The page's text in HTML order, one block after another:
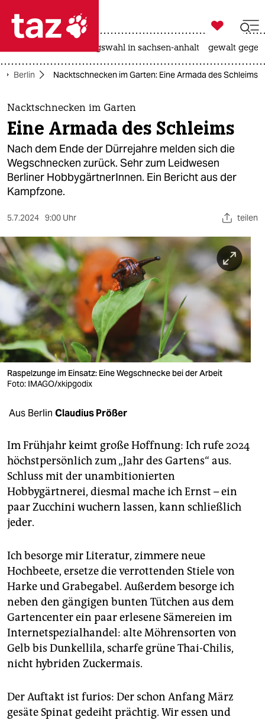
 taz zahl ich
taz zahl ich
themen
politik
öko
gesellschaft
kultur
sport
berlin
nord
wahrheit
verlag
verlag
shop
fragen & hilfe
unterstützen
abo
genossenschaft

taz zahl ich
landtagswahl in sachsen-anhalt gewalt
Berlin Nacktschnecken im Garten: Eine Armada des Schleims
Nacktschnecken im Garten
Eine Armada des Schleims
Nach dem Ende der Dürrejahre melden sich die
Wegschnecken zurück. Sehr zum Leidwesen
Berliner HobbygärtnerInnen. Ein Bericht aus der
Kampfzone.
5.7.2024 9:00 Uhr teilen
Raspelzunge im Einsatz: Eine Wegschnecke bei der Arbeit
Foto: IMAGO/xkipgodix
Aus Berlin Claudius Prößer
Im Frühjahr keimt große Hoffnung: Ich rufe 2024
höchstpersönlich zum „Jahr des Gartens“ aus.
Schluss mit der unambitionierten
Hobbygärtnerei, diesmal mache ich Ernst – ein
paar Zucchini wuchern lassen, kann schließlich
jeder.
Ich besorge mir Literatur, zimmere neue
Hochbeete, ersetze die verrottenden Stiele von
Harke und Grabegabel. Außerdem besorge ich
neben den gängigen bunten Tütchen aus dem
Gartencenter ein paar erlesene Sämereien im
Internetspezialhandel: alte Möhrensorten von
Gelb bis Dunkellila, scharfe grüne Thai-Chilis,
nicht hybriden Zuckermais.
Der Auftakt ist furios: Der schon Anfang März
gesäte Spinat gedeiht prächtig. Wir essen und